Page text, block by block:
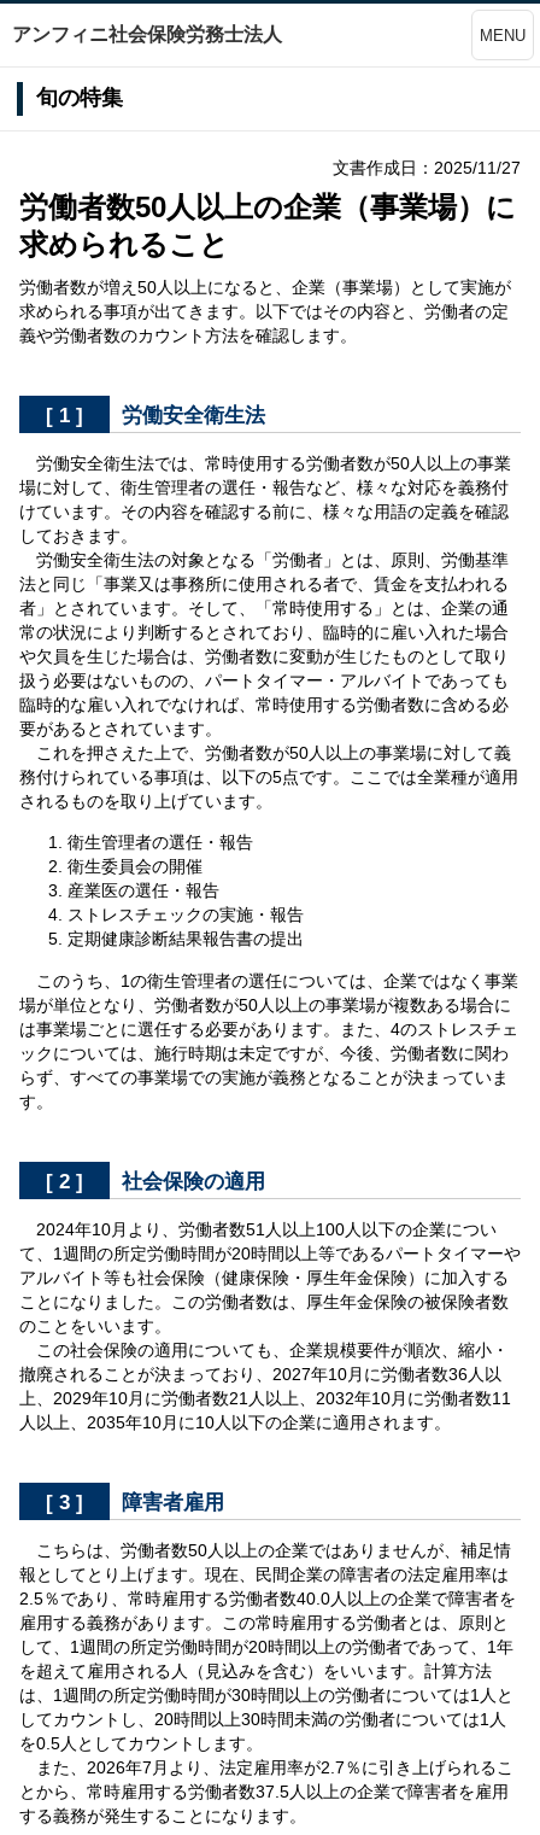
アンフィニ社会保険労務士法人 MENU
旬の特集
文書作成日：2025/11/27
労働者数50人以上の企業（事業場）に
求められること
労働者数が増え50人以上になると、企業（事業場）として実施が
求められる事項が出てきます。以下ではその内容と、労働者の定
義や労働者数のカウント方法を確認します。
[ 1 ] 労働安全衛生法
労働安全衛生法では、常時使用する労働者数が50人以上の事業
場に対して、衛生管理者の選任・報告など、様々な対応を義務付
けています。その内容を確認する前に、様々な用語の定義を確認
しておきます。
労働安全衛生法の対象となる「労働者」とは、原則、労働基準
法と同じ「事業又は事務所に使用される者で、賃金を支払われる
者」とされています。そして、「常時使用する」とは、企業の通
常の状況により判断するとされており、臨時的に雇い入れた場合
や欠員を生じた場合は、労働者数に変動が生じたものとして取り
扱う必要はないものの、パートタイマー・アルバイトであっても
臨時的な雇い入れでなければ、常時使用する労働者数に含める必
要があるとされています。
これを押さえた上で、労働者数が50人以上の事業場に対して義
務付けられている事項は、以下の5点です。ここでは全業種が適用
されるものを取り上げています。
衛生管理者の選任・報告
衛生委員会の開催
産業医の選任・報告
ストレスチェックの実施・報告
定期健康診断結果報告書の提出
このうち、1の衛生管理者の選任については、企業ではなく事業
場が単位となり、労働者数が50人以上の事業場が複数ある場合に
は事業場ごとに選任する必要があります。また、4のストレスチェ
ックについては、施行時期は未定ですが、今後、労働者数に関わ
らず、すべての事業場での実施が義務となることが決まっていま
す。
[ 2 ] 社会保険の適用
2024年10月より、労働者数51人以上100人以下の企業につい
て、1週間の所定労働時間が20時間以上等であるパートタイマーや
アルバイト等も社会保険（健康保険・厚生年金保険）に加入する
ことになりました。この労働者数は、厚生年金保険の被保険者数
のことをいいます。
この社会保険の適用についても、企業規模要件が順次、縮小・
撤廃されることが決まっており、2027年10月に労働者数36人以
上、2029年10月に労働者数21人以上、2032年10月に労働者数11
人以上、2035年10月に10人以下の企業に適用されます。
[ 3 ] 障害者雇用
こちらは、労働者数50人以上の企業ではありませんが、補足情
報としてとり上げます。現在、民間企業の障害者の法定雇用率は
2.5％であり、常時雇用する労働者数40.0人以上の企業で障害者を
雇用する義務があります。この常時雇用する労働者とは、原則と
して、1週間の所定労働時間が20時間以上の労働者であって、1年
を超えて雇用される人（見込みを含む）をいいます。計算方法
は、1週間の所定労働時間が30時間以上の労働者については1人と
してカウントし、20時間以上30時間未満の労働者については1人
を0.5人としてカウントします。
また、2026年7月より、法定雇用率が2.7％に引き上げられるこ
とから、常時雇用する労働者数37.5人以上の企業で障害者を雇用
する義務が発生することになります。